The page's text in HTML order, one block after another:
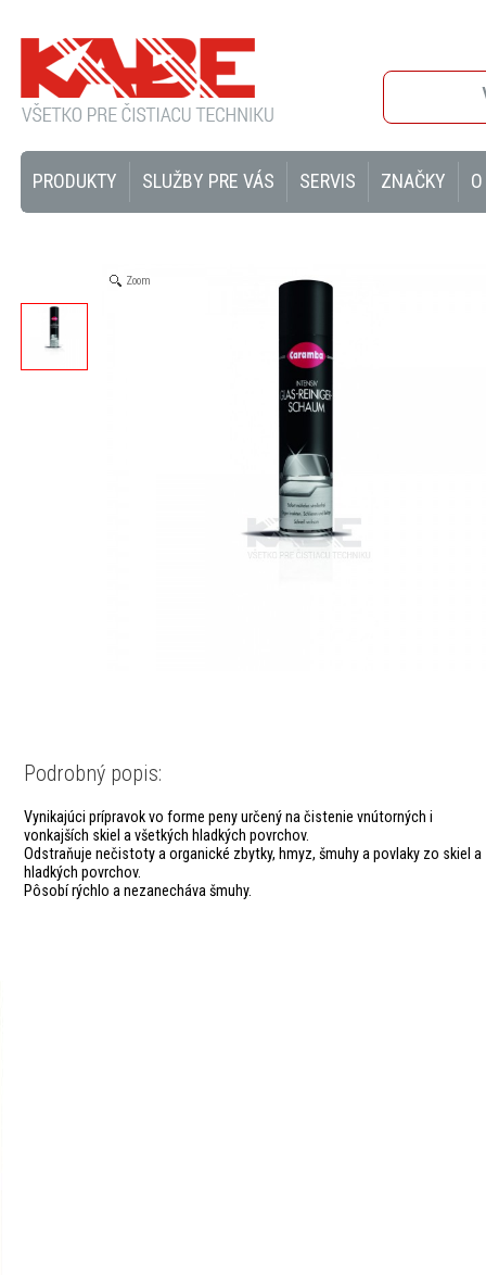
PRODUKTY SLUŽBY PRE VÁS SERVIS ZNAČKY
Zoom
Podrobný popis:
Vynikajúci prípravok vo forme peny určený na čistenie vnútorných i
vonkajších skiel a všetkých hladkých povrchov.
Odstraňuje nečistoty a organické zbytky, hmyz, šmuhy a povlaky zo skiel a
hladkých povrchov.
Pôsobí rýchlo a nezanecháva šmuhy.